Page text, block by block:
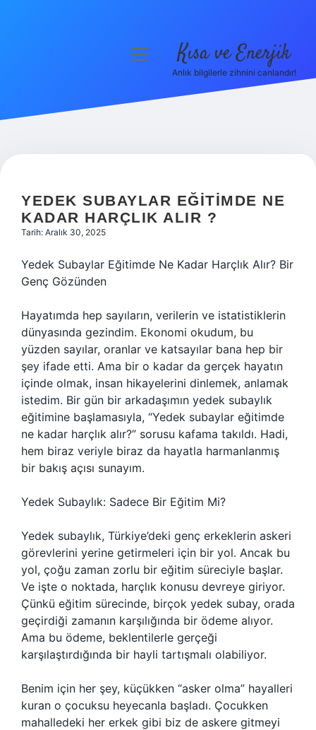
Hakkımızda
menüyü
Kısa ve Enerjik
Anlık bilgilerle zihnini canlandır!
YEDEK SUBAYLAR EĞITIMDE NE
KADAR HARÇLIK ALIR ?
Tarih: Aralık 30, 2025
Yedek Subaylar Eğitimde Ne Kadar Harçlık Alır? Bir
Genç Gözünden
Hayatımda hep sayıların, verilerin ve istatistiklerin
dünyasında gezindim. Ekonomi okudum, bu
yüzden sayılar, oranlar ve katsayılar bana hep bir
şey ifade etti. Ama bir o kadar da gerçek hayatın
içinde olmak, insan hikayelerini dinlemek, anlamak
istedim. Bir gün bir arkadaşımın yedek subaylık
eğitimine başlamasıyla, “Yedek subaylar eğitimde
ne kadar harçlık alır?” sorusu kafama takıldı. Hadi,
hem biraz veriyle biraz da hayatla harmanlanmış
bir bakış açısı sunayım.
Yedek Subaylık: Sadece Bir Eğitim Mi?
Yedek subaylık, Türkiye’deki genç erkeklerin askeri
görevlerini yerine getirmeleri için bir yol. Ancak bu
yol, çoğu zaman zorlu bir eğitim süreciyle başlar.
Ve işte o noktada, harçlık konusu devreye giriyor.
Çünkü eğitim sürecinde, birçok yedek subay, orada
geçirdiği zamanın karşılığında bir ödeme alıyor.
Ama bu ödeme, beklentilerle gerçeği
karşılaştırdığında bir hayli tartışmalı olabiliyor.
Benim için her şey, küçükken “asker olma” hayalleri
kuran o çocuksu heyecanla başladı. Çocukken
mahalledeki her erkek gibi biz de askere gitmeyi